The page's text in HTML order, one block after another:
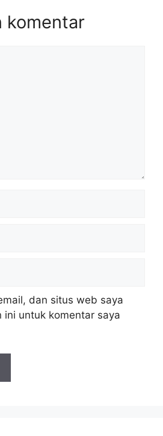
komentar
dan situs web saya
ini untuk komentar saya